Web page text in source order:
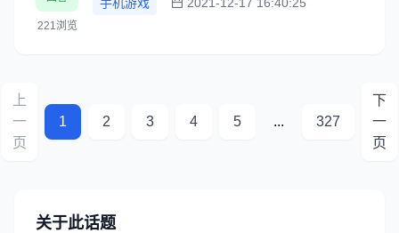
221浏览
上
一
页
1 2 3 4 5 ... 327
下
一
页
关于此话题